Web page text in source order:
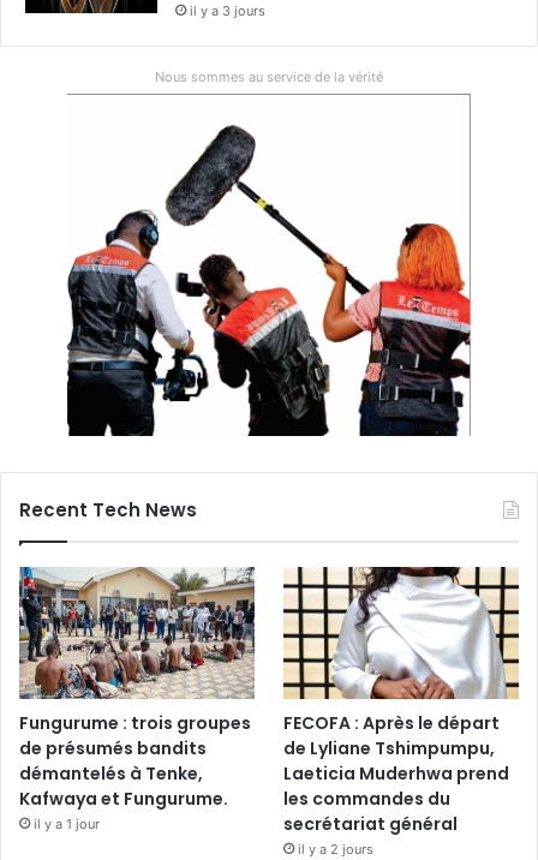
il y a 3 jours
Nous sommes au service de la vérité
Recent Tech News
Fungurume : trois groupes
de présumés bandits
démantelés à Tenke,
Kafwaya et Fungurume.
il y a 1 jour
FECOFA : Après le départ
de Lyliane Tshimpumpu,
Laeticia Muderhwa prend
les commandes du
secrétariat général
il y a 2 jours